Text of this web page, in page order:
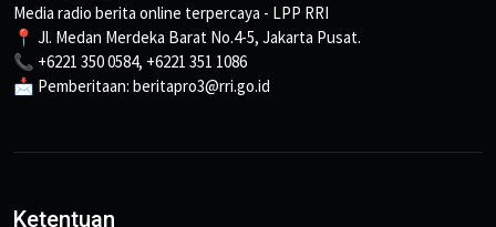
Media radio berita online terpercaya - LPP RRI
📍 Jl. Medan Merdeka Barat No.4-5, Jakarta Pusat.
📞 +6221 350 0584, +6221 351 1086
📩 Pemberitaan: beritapro3@rri.go.id
Ketentuan